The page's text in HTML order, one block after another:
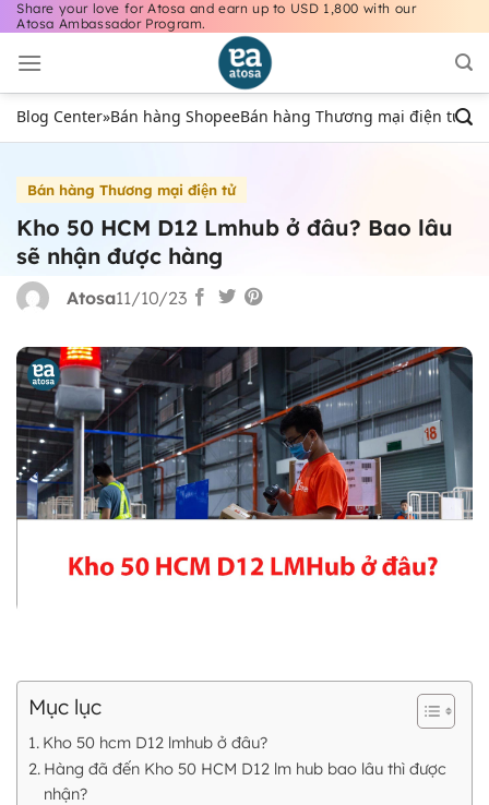
Bỏ
nội
dung
Share your love for Atosa and earn up to USD 1,800 with our
Atosa Ambassador Program.
Blog Center»Bán hàng ShopeeBán hàng Thương mại điện tử
Bán hàng Thương mại điện tử
Kho 50 HCM D12 Lmhub ở đâu? Bao lâu
sẽ nhận được hàng
Atosa11/10/23
Mục lục
Kho 50 hcm D12 lmhub ở đâu?
Hàng đã đến Kho 50 HCM D12 lm hub bao lâu thì được
nhận?